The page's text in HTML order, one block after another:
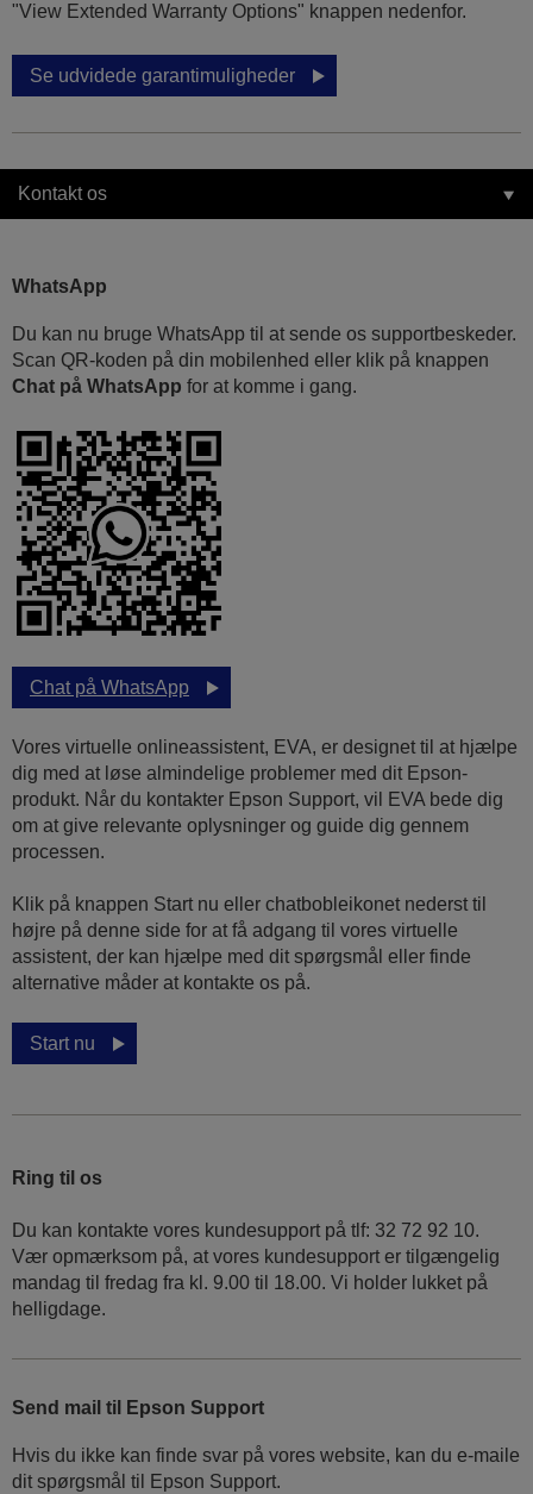
"View Extended Warranty Options" knappen nedenfor.
Se udvidede garantimuligheder
Kontakt os
WhatsApp
Du kan nu bruge WhatsApp til at sende os supportbeskeder.
Scan QR-koden på din mobilenhed eller klik på knappen
Chat på WhatsApp for at komme i gang.
Chat på WhatsApp
Vores virtuelle onlineassistent, EVA, er designet til at hjælpe
dig med at løse almindelige problemer med dit Epson-
produkt. Når du kontakter Epson Support, vil EVA bede dig
om at give relevante oplysninger og guide dig gennem
processen.
Klik på knappen Start nu eller chatbobleikonet nederst til
højre på denne side for at få adgang til vores virtuelle
assistent, der kan hjælpe med dit spørgsmål eller finde
alternative måder at kontakte os på.
Start nu
Ring til os
Du kan kontakte vores kundesupport på tlf: 32 72 92 10.
Vær opmærksom på, at vores kundesupport er tilgængelig
mandag til fredag ​​fra kl. 9.00 til 18.00. Vi holder lukket på
helligdage.
Send mail til Epson Support
Hvis du ikke kan finde svar på vores website, kan du e-maile
dit spørgsmål til Epson Support.